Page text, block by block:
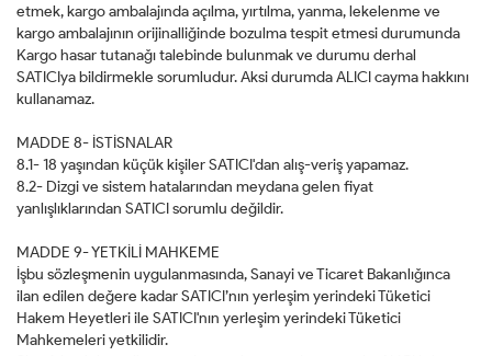
etmek, kargo ambalajında açılma, yırtılma, yanma, lekelenme ve
kargo ambalajının orijinalliğinde bozulma tespit etmesi durumunda
Kargo hasar tutanağı talebinde bulunmak ve durumu derhal
SATICIya bildirmekle sorumludur. Aksi durumda ALICI cayma hakkını
kullanamaz.
MADDE 8- İSTİSNALAR
8.1- 18 yaşından küçük kişiler SATICI'dan alış-veriş yapamaz.
8.2- Dizgi ve sistem hatalarından meydana gelen fiyat
yanlışlıklarından SATICI sorumlu değildir.
MADDE 9- YETKİLİ MAHKEME
İşbu sözleşmenin uygulanmasında, Sanayi ve Ticaret Bakanlığınca
ilan edilen değere kadar SATICI’nın yerleşim yerindeki Tüketici
Hakem Heyetleri ile SATICI'nın yerleşim yerindeki Tüketici
Mahkemeleri yetkilidir.